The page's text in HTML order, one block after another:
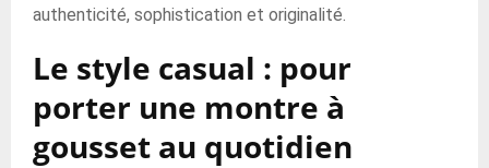
authenticité, sophistication et originalité.
Le style casual : pour
porter une montre à
gousset au quotidien